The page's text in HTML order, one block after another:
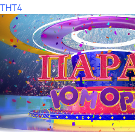
ТНТ4